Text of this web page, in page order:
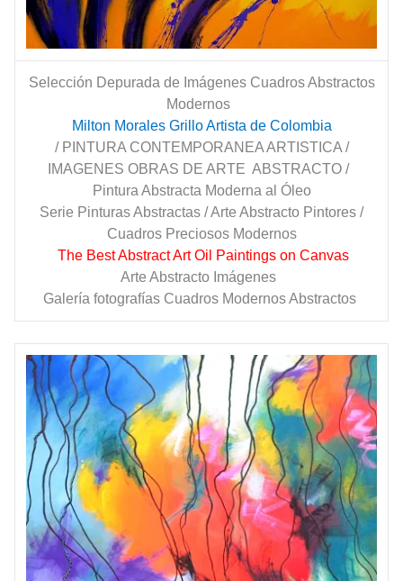
Selección Depurada de Imágenes Cuadros Abstractos
Modernos
Milton Morales Grillo Artista de Colombia
/ PINTURA CONTEMPORANEA ARTISTICA /
IMAGENES OBRAS DE ARTE ABSTRACTO /
Pintura Abstracta Moderna al Óleo
Serie Pinturas Abstractas / Arte Abstracto Pintores /
Cuadros Preciosos Modernos
The Best Abstract Art Oil Paintings on Canvas
Arte Abstracto Imágenes
Galería fotografías Cuadros Modernos Abstractos